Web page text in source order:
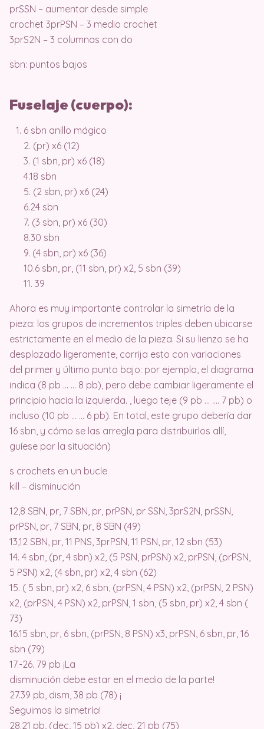
prSSN – aumentar desde simple
crochet 3prPSN – 3 medio crochet
3prS2N – 3 columnas con do
sbn: puntos bajos
Fuselaje (cuerpo):
6 sbn anillo mágico
2. (pr) x6 (12)
3. (1 sbn, pr) x6 (18)
4.18 sbn
5. (2 sbn, pr) x6 (24)
6.24 sbn
7. (3 sbn, pr) x6 (30)
8.30 sbn
9. (4 sbn, pr) x6 (36)
10.6 sbn, pr, (11 sbn, pr) x2, 5 sbn (39)
11. 39
Ahora es muy importante controlar la simetría de la
pieza: los grupos de incrementos triples deben ubicarse
estrictamente en el medio de la pieza. Si su lienzo se ha
desplazado ligeramente, corrija esto con variaciones
del primer y último punto bajo: por ejemplo, el diagrama
indica (8 pb … … 8 pb), pero debe cambiar ligeramente el
principio hacia la izquierda. , luego teje (9 pb … …. 7 pb) o
incluso (10 pb … … 6 pb). En total, este grupo debería dar
16 sbn, y cómo se las arregla para distribuirlos allí,
guíese por la situación)
s crochets en un bucle
kill – disminución
12,8 SBN, pr, 7 SBN, pr, prPSN, pr SSN, 3prS2N, prSSN,
prPSN, pr, 7 SBN, pr, 8 SBN (49)
13,12 SBN, pr, 11 PNS, 3prPSN, 11 PSN, pr, 12 sbn (53)
14. 4 sbn, (pr, 4 sbn) x2, (5 PSN, prPSN) x2, prPSN, (prPSN,
5 PSN) x2, (4 sbn, pr) x2, 4 sbn (62)
15. ( 5 sbn, pr) x2, 6 sbn, (prPSN, 4 PSN) x2, (prPSN, 2 PSN)
x2, (prPSN, 4 PSN) x2, prPSN, 1 sbn, (5 sbn, pr) x2, 4 sbn (
73)
16.15 sbn, pr, 6 sbn, (prPSN, 8 PSN) x3, prPSN, 6 sbn, pr, 16
sbn (79)
17.-26. 79 pb ¡La
disminución debe estar en el medio de la parte!
27.39 pb, dism, 38 pb (78) ¡
Seguimos la simetría!
28.21 pb, (dec, 15 pb) x2, dec, 21 pb (75)